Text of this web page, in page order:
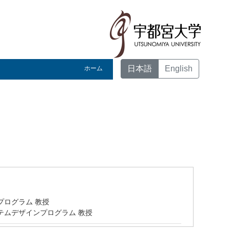
ホーム 日本語 English
ログラム 教授
デザインプログラム 教授